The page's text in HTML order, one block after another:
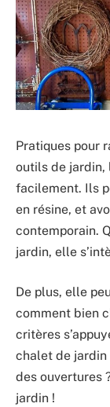
Pratiques pour
outils de jardin,
facilement. Ils
en résine, et
contemporain.
jardin, elle
De plus, elle
comment bien
critères
chalet de jardin
des ouvertures
jardin !